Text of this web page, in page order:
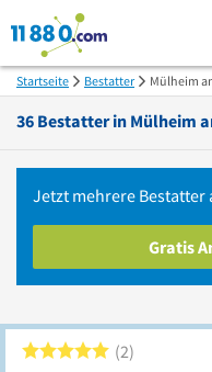
Startseite Bestatter Mülheim
36 Bestatter in Mülheim
Jetzt mehrere Bestatter
Gratis
2